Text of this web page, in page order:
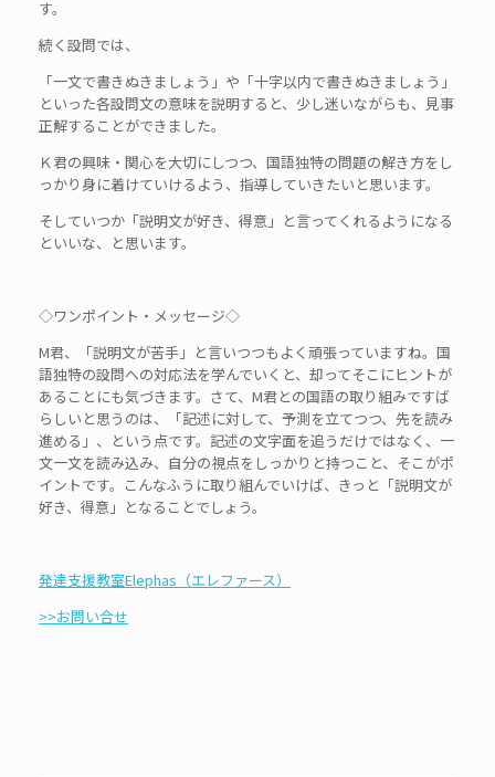
す。
続く設問では、
「一文で書きぬきましょう」や「十字以内で書きぬきましょう」
といった各設問文の意味を説明すると、少し迷いながらも、見事
正解することができました。
Ｋ君の興味・関心を大切にしつつ、国語独特の問題の解き方をし
っかり身に着けていけるよう、指導していきたいと思います。
そしていつか「説明文が好き、得意」と言ってくれるようになる
といいな、と思います。
◇ワンポイント・メッセージ◇
M君、「説明文が苦手」と言いつつもよく頑張っていますね。国
語独特の設問への対応法を学んでいくと、却ってそこにヒントが
あることにも気づきます。さて、M君との国語の取り組みですば
らしいと思うのは、「記述に対して、予測を立てつつ、先を読み
進める」、という点です。記述の文字面を追うだけではなく、一
文一文を読み込み、自分の視点をしっかりと持つこと、そこがポ
イントです。こんなふうに取り組んでいけば、きっと「説明文が
好き、得意」となることでしょう。
発達支援教室Elephas（エレファース）
>>お問い合せ